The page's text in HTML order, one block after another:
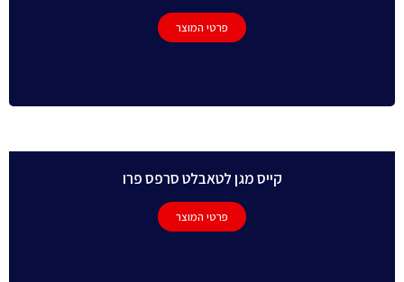
פרטי המוצר
קייס מגן לטאבלט סרפס פרו
פרטי המוצר